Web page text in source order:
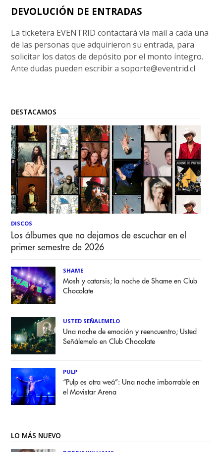
DEVOLUCIÓN DE ENTRADAS
La ticketera EVENTRID contactará vía mail a cada una
de las personas que adquirieron su entrada, para
solicitar los datos de depósito por el monto íntegro.
Ante dudas pueden escribir asoporte@eventrid.cl
DESTACAMOS
DISCOS
Los álbumes que no dejamos de escuchar en el
primer semestre de 2026
SHAME
Mosh y catarsis; la noche de Shame en Club
Chocolate
USTED SEÑALEMELO
Una noche de emoción y reencuentro; Usted
Señálemelo en Club Chocolate
PULP
“Pulp es otra weá”: Una noche imborrable en
el Movistar Arena
LO MÁS NUEVO